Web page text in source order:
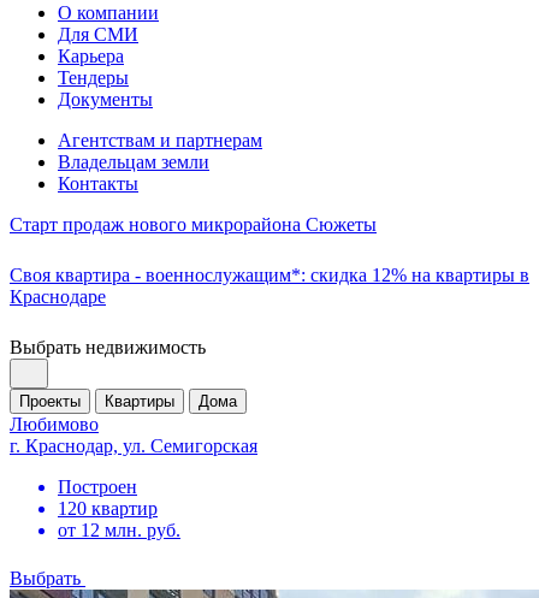
О компании
Для СМИ
Карьера
Тендеры
Документы
Агентствам и партнерам
Владельцам земли
Контакты
Старт продаж нового микрорайона Сюжеты
Своя квартира - военнослужащим*: скидка 12% на квартиры в
Краснодаре
Выбрать недвижимость
Проекты Квартиры Дома
Любимово
г. Краснодар, ул. Семигорская
Построен
120 квартир
от 12 млн. руб.
Выбрать